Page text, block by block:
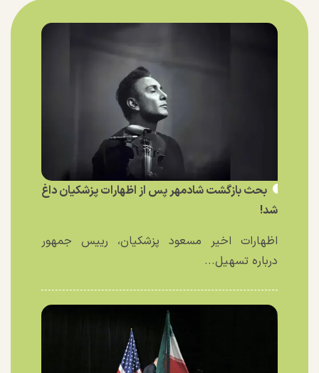
بحث بازگشت شادمهر پس از اظهارات پزشکیان داغ
شد!
اظهارات اخیر مسعود پزشکیان، رییس جمهور
درباره تسهیل...